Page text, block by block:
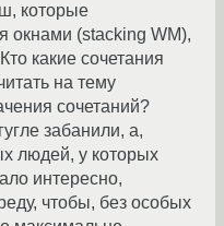
которые
окнами (stacking WM),
какие сочетания
на тему
сочетаний?
забанили, а,
людей, у которых
интересно,
чтобы, без особых